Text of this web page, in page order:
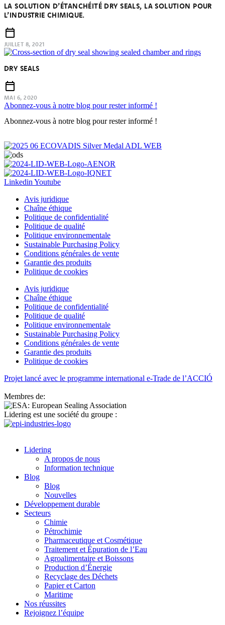
LA SOLUTION D’ÉTANCHÉITÉ DRY SEALS, LA SOLUTION POUR
L’INDUSTRIE CHIMIQUE.
JUILLET 8, 2021
DRY SEALS
MAI 6, 2020
Abonnez-vous à notre blog pour rester informé !
Abonnez-vous à notre blog pour rester informé !
Linkedin Youtube
Avis juridique
Chaîne éthique
Politique de confidentialité
Politique de qualité
Politique environnementale
Sustainable Purchasing Policy
Conditions générales de vente
Garantie des produits
Politique de cookies
Avis juridique
Chaîne éthique
Politique de confidentialité
Politique de qualité
Politique environnementale
Sustainable Purchasing Policy
Conditions générales de vente
Garantie des produits
Politique de cookies
Projet lancé avec le programme international e-Trade de l’ACCIÓ
Membres de:
Lidering est une société du groupe :
Lidering
A propos de nous
Information technique
Blog
Blog
Nouvelles
Développement durable
Secteurs
Chimie
Pétrochimie
Pharmaceutique et Cosmétique
Traitement et Épuration de l’Eau
Agroalimentaire et Boissons
Production d’Énergie
Recyclage des Déchets
Papier et Carton
Maritime
Nos réussites
Rejoignez l’équipe